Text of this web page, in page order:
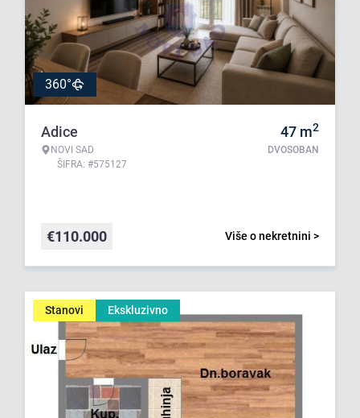
360°
Adice
NOVI SAD
ŠIFRA: #575127
47 m2
DVOSOBAN
Više o nekretnini >
€110.000
Stanovi Ekskluzivno